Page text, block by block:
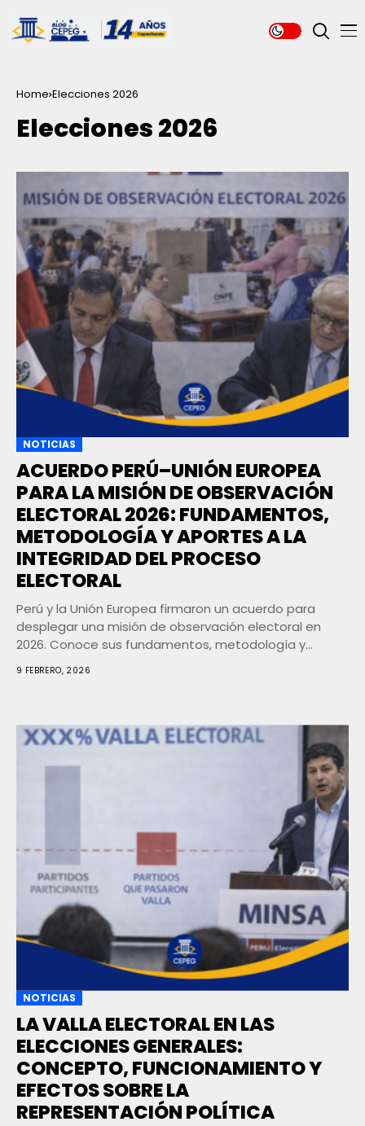
Home Elecciones 2026
Elecciones 2026
NOTICIAS
ACUERDO PERÚ–UNIÓN EUROPEA
PARA LA MISIÓN DE OBSERVACIÓN
ELECTORAL 2026: FUNDAMENTOS,
METODOLOGÍA Y APORTES A LA
INTEGRIDAD DEL PROCESO
ELECTORAL
Perú y la Unión Europea firmaron un acuerdo para
desplegar una misión de observación electoral en
2026. Conoce sus fundamentos, metodología y
aportes...
9 FEBRERO, 2026
NOTICIAS
LA VALLA ELECTORAL EN LAS
ELECCIONES GENERALES:
CONCEPTO, FUNCIONAMIENTO Y
EFECTOS SOBRE LA
REPRESENTACIÓN POLÍTICA